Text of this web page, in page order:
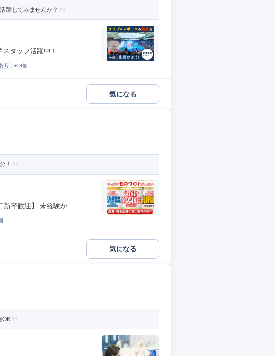
躍してみませんか？
タッフ活躍中！...
り +19個
気になる
！
卒歓迎】 未経験か...
気になる
OK